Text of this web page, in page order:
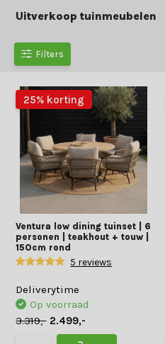
Uitverkoop tuinmeubelen
Filters
25% korting
Ventura low dining tuinset | 6
personen | teakhout + touw |
150cm rond
5 reviews
Deliverytime
Op voorraad
3.319,- 2.499,-